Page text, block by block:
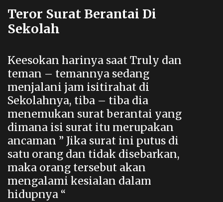
Teror Surat Berantai Di
Sekolah
Keesokan harinya saat Truly dan
teman – temannya sedang
menjalani jam isitirahat di
Sekolahnya, tiba – tiba dia
menemukan surat berantai yang
dimana isi surat itu merupakan
ancaman ” Jika surat ini putus di
satu orang dan tidak disebarkan,
maka orang tersebut akan
mengalami kesialan dalam
hidupnya “